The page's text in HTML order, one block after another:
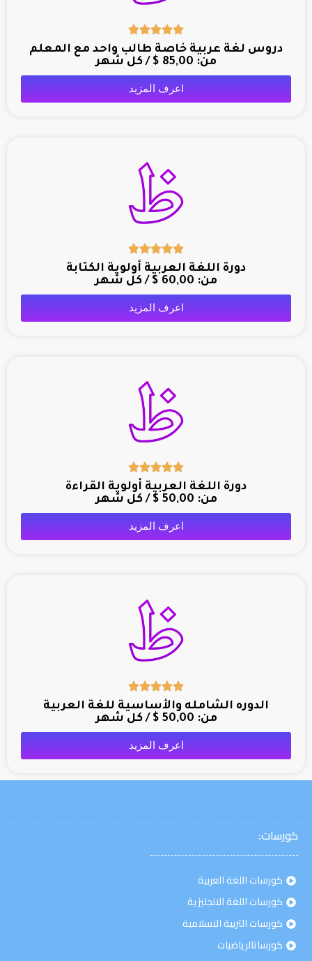
دروس لغة عربية خاصة طالب واحد مع المعلم
من:
$ 85,00 / كل شهر
اعرف المزيد
دورة اللغة العربية أولوية الكتابة
من:
$ 60,00 / كل شهر
اعرف المزيد
دورة اللغة العربية أولوية القراءة
من:
$ 50,00 / كل شهر
اعرف المزيد
الدوره الشامله والأساسية للغة العربية
من:
$ 50,00 / كل شهر
اعرف المزيد
كورسات:
كورسات اللغة العربية
كورسات اللغة الانجليزية
كورسات التربية الاسلامية
كورساتالرياضيات